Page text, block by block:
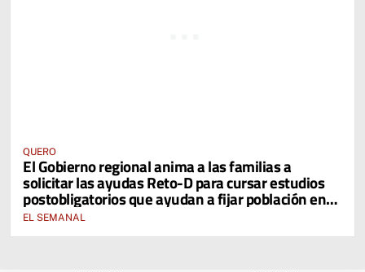
QUERO
El Gobierno regional anima a las familias a
solicitar las ayudas Reto-D para cursar estudios
postobligatorios que ayudan a fijar población en
zonas rurales
EL SEMANAL